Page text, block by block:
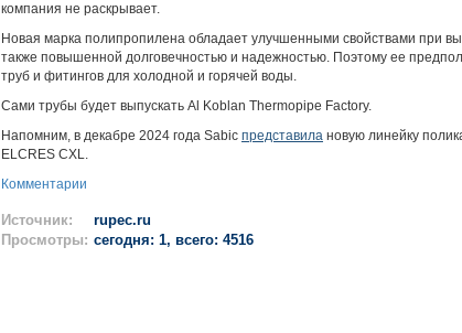
компания не раскрывает.
Новая марка полипропилена обладает улучшенными свойствами при
также повышенной долговечностью и надежностью. Поэтому ее
труб и фитингов для холодной и горячей воды.
Сами трубы будет выпускать Al Koblan Thermopipe Factory.
Напомним, в декабре 2024 года Sabic представила новую линейку
ELCRES CXL.
Комментарии
Источник:
rupec.ru
Просмотры: сегодня: 1, всего: 4516